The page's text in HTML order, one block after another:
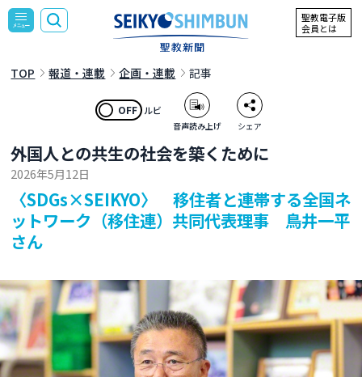
聖教電子版
会員とは
TOP 報道・連載 企画・連載 記事
OFF ルビ
音声読み上げ シェア
外国人との共生の社会を築くために
2026年5月12日
〈SDGs×SEIKYO〉 移住者と連帯する全国ネ
ットワーク（移住連）共同代表理事 鳥井一平
さん